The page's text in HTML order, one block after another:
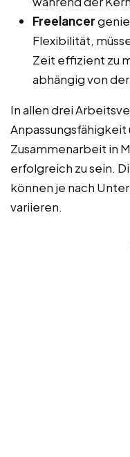
Freelancer
Flexibilität,
Zeit effizient zu
abhängig von
In allen drei
Zusammenarbeit in
erfolgreich zu sein.
können je nach
variieren.